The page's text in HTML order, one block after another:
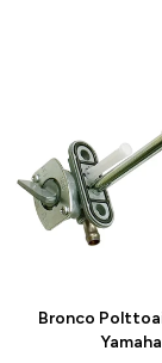
Bronco
Yamaha